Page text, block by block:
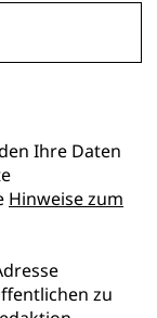
Ihre Daten
Hinweise zum
zu